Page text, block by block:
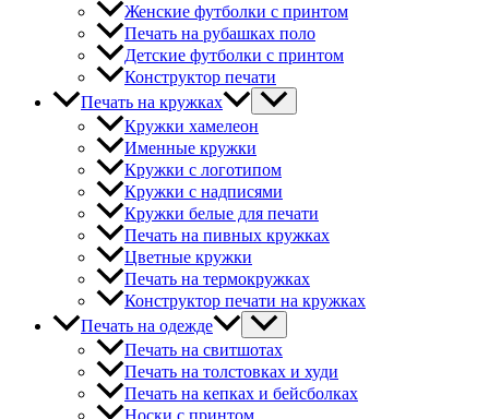
Женские футболки с принтом
Печать на рубашках поло
Детские футболки с принтом
Конструктор печати
Печать на кружках
Кружки хамелеон
Именные кружки
Кружки с логотипом
Кружки с надписями
Кружки белые для печати
Печать на пивных кружках
Цветные кружки
Печать на термокружках
Конструктор печати на кружках
Печать на одежде
Печать на свитшотах
Печать на толстовках и худи
Печать на кепках и бейсболках